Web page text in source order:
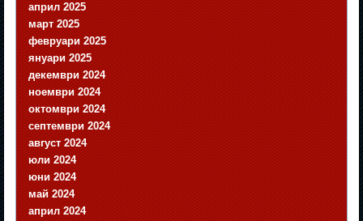
април 2025
март 2025
февруари 2025
януари 2025
декември 2024
ноември 2024
октомври 2024
септември 2024
август 2024
юли 2024
юни 2024
май 2024
април 2024